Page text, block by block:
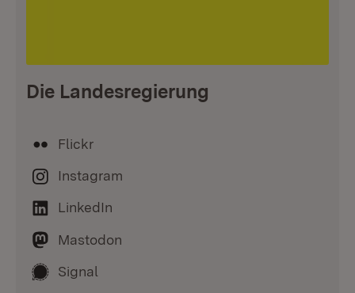
Die Landesregierung
Flickr
Instagram
LinkedIn
Mastodon
Signal